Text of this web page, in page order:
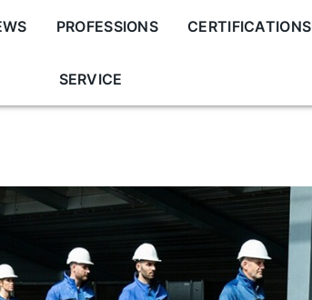
PROFESSIONS CERTIFICATIONS
SERVICE